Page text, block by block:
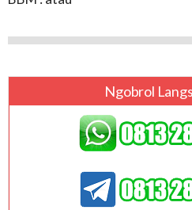
Ngobrol